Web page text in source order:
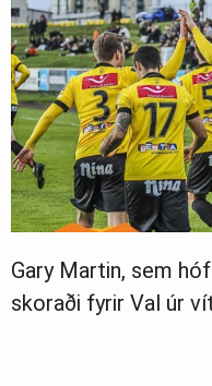
Gary Martin, sem
skoraði fyrir Val úr